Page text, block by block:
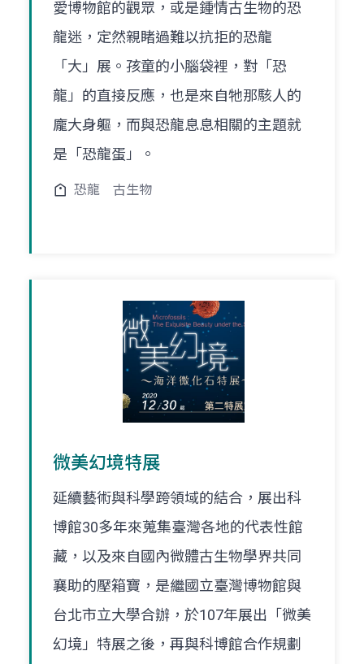
愛博物館的觀眾，或是鍾情古生物的恐
龍迷，定然親睹過難以抗拒的恐龍
「大」展。孩童的小腦袋裡，對「恐
龍」的直接反應，也是來自牠那駭人的
龐大身軀，而與恐龍息息相關的主題就
是「恐龍蛋」。
恐龍 古生物
微美幻境特展
延續藝術與科學跨領域的結合，展出科
博館30多年來蒐集臺灣各地的代表性館
藏，以及來自國內微體古生物學界共同
襄助的壓箱寶，是繼國立臺灣博物館與
台北市立大學合辦，於107年展出「微美
幻境」特展之後，再與科博館合作規劃